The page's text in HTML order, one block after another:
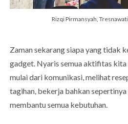
Rizqi Pirmansyah,
Zaman sekarang siapa yang tidak
gadget. Nyaris semua aktifitas
mulai dari komunikasi, melihat
tagihan, bekerja bahkan
membantu semua kebutuhan.